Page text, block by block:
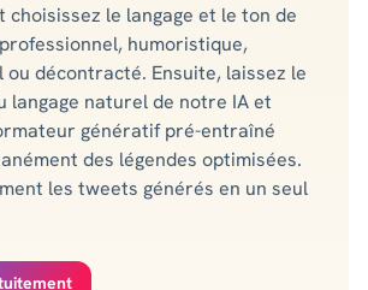
choisissez le langage et le ton de
humoristique,
ou décontracté. Ensuite, laissez le
langage naturel de notre IA et
génératif pré-entraîné
des légendes optimisées.
les tweets générés en un seul